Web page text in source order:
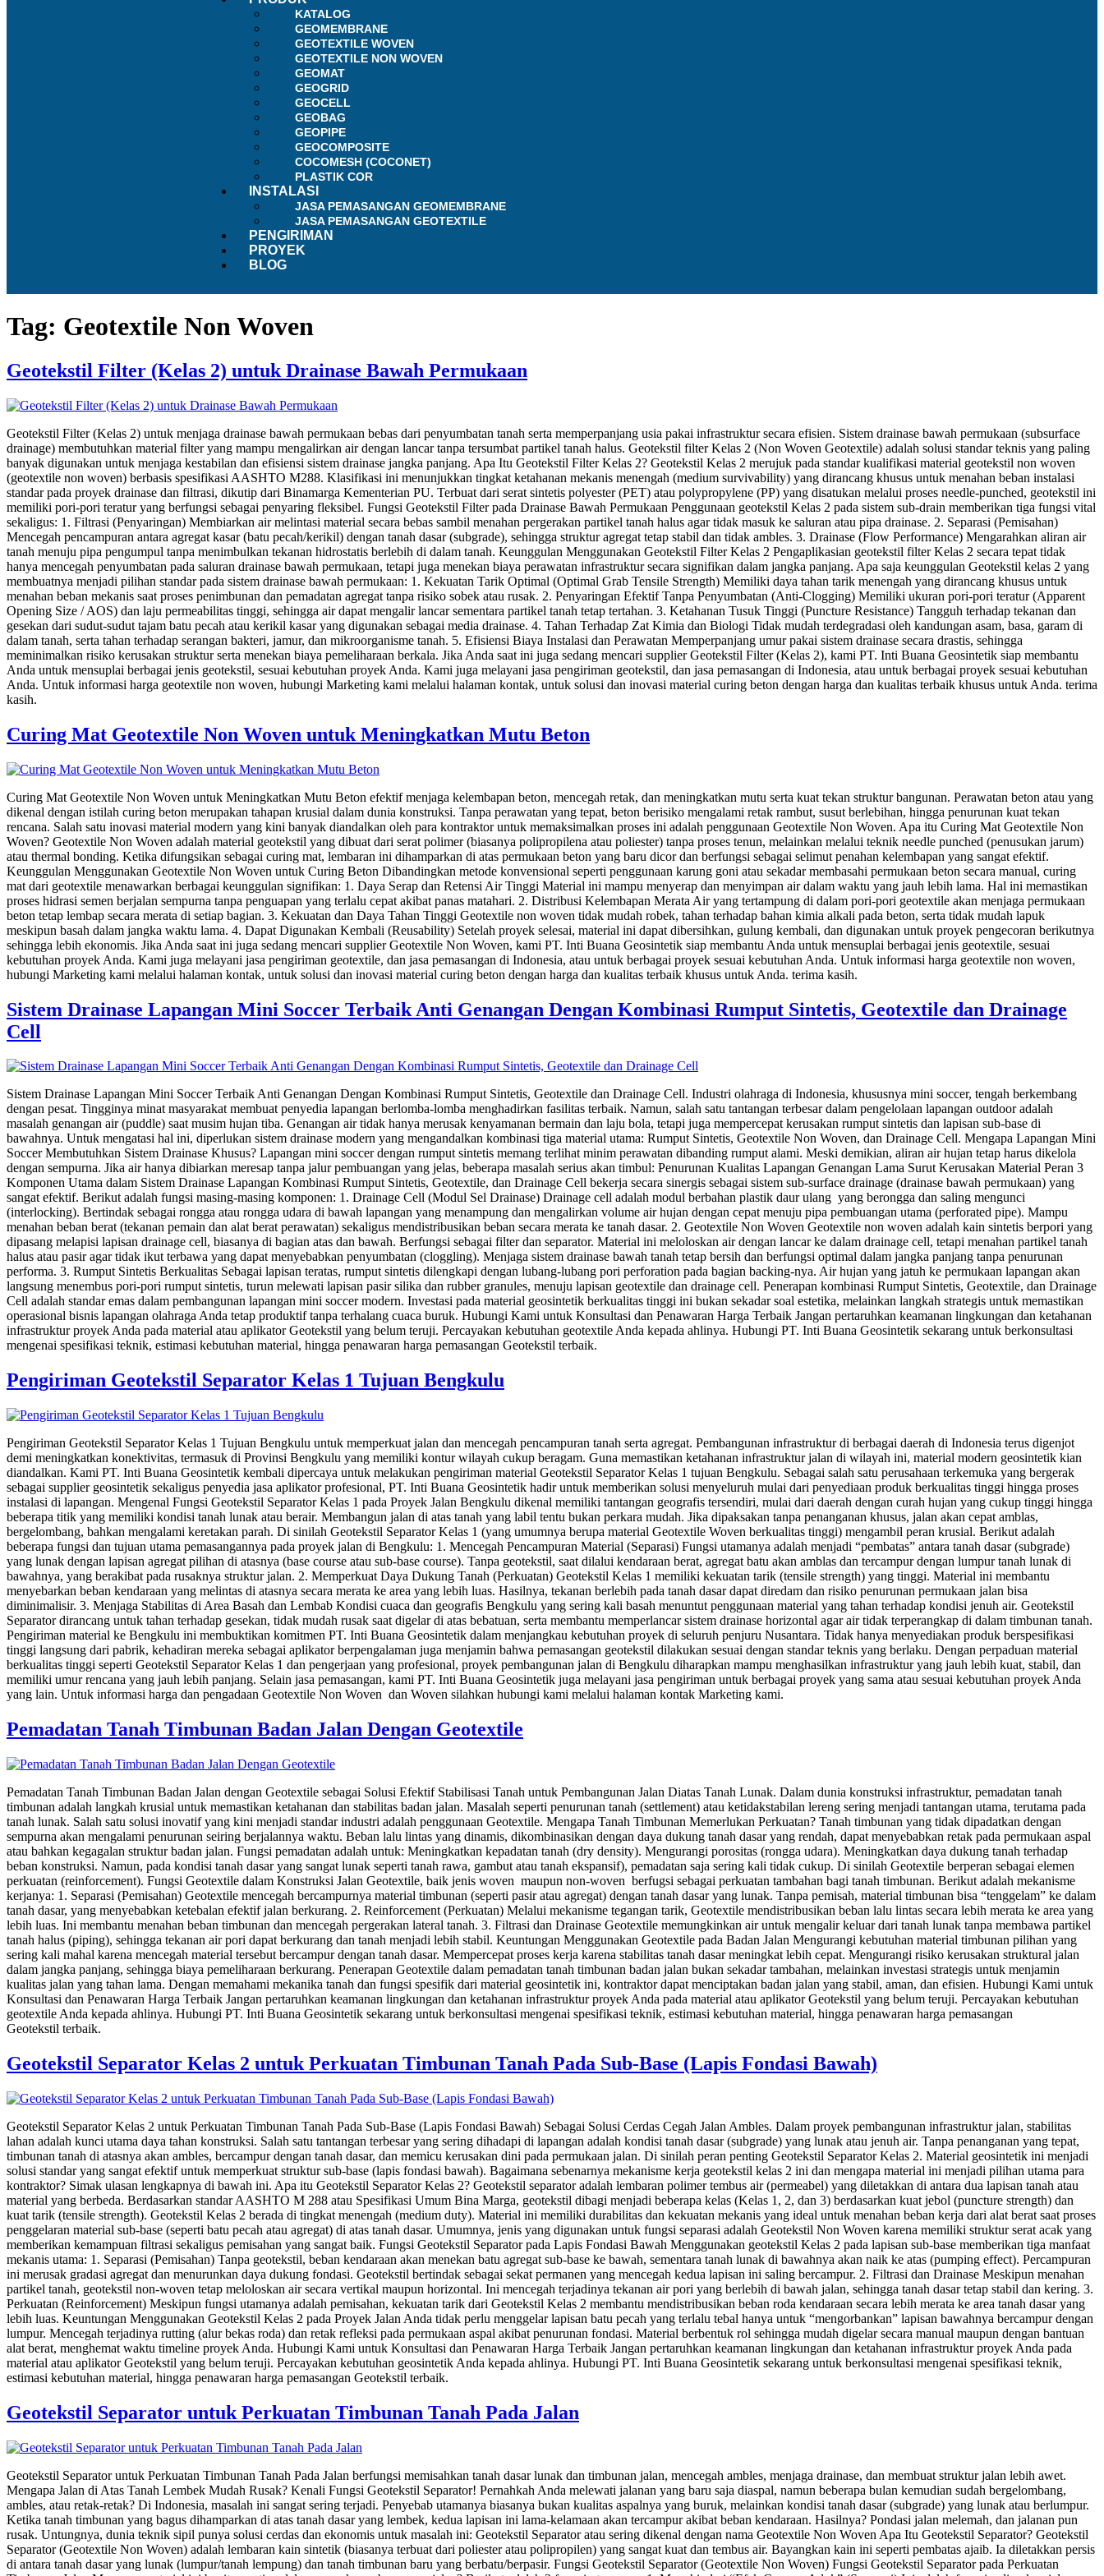
KATALOG
GEOMEMBRANE
GEOTEXTILE WOVEN
GEOTEXTILE NON WOVEN
GEOMAT
GEOGRID
GEOCELL
GEOBAG
GEOPIPE
GEOCOMPOSITE
COCOMESH (COCONET)
PLASTIK COR
INSTALASI
JASA PEMASANGAN GEOMEMBRANE
JASA PEMASANGAN GEOTEXTILE
PENGIRIMAN
PROYEK
BLOG
Tag: Geotextile Non Woven
Geotekstil Filter (Kelas 2) untuk Drainase Bawah Permukaan
Geotekstil Filter (Kelas 2) untuk menjaga drainase bawah permukaan bebas dari penyumbatan tanah serta memperpanjang usia pakai infrastruktur secara efisien. Sistem drainase bawah permukaan (subsurface
drainage) membutuhkan material filter yang mampu mengalirkan air dengan lancar tanpa tersumbat partikel tanah halus. Geotekstil filter Kelas 2 (Non Woven Geotextile) adalah solusi standar teknis yang paling
banyak digunakan untuk menjaga kestabilan dan efisiensi sistem drainase jangka panjang. Apa Itu Geotekstil Filter Kelas 2? Geotekstil Kelas 2 merujuk pada standar kualifikasi material geotekstil non woven
(geotextile non woven) berbasis spesifikasi AASHTO M288. Klasifikasi ini menunjukkan tingkat ketahanan mekanis menengah (medium survivability) yang dirancang khusus untuk menahan beban instalasi
standar pada proyek drainase dan filtrasi, dikutip dari Binamarga Kementerian PU. Terbuat dari serat sintetis polyester (PET) atau polypropylene (PP) yang disatukan melalui proses needle-punched, geotekstil ini
memiliki pori-pori teratur yang berfungsi sebagai penyaring fleksibel. Fungsi Geotekstil Filter pada Drainase Bawah Permukaan Penggunaan geotekstil Kelas 2 pada sistem sub-drain memberikan tiga fungsi vital
sekaligus: 1. Filtrasi (Penyaringan) Membiarkan air melintasi material secara bebas sambil menahan pergerakan partikel tanah halus agar tidak masuk ke saluran atau pipa drainase. 2. Separasi (Pemisahan)
Mencegah pencampuran antara agregat kasar (batu pecah/kerikil) dengan tanah dasar (subgrade), sehingga struktur agregat tetap stabil dan tidak ambles. 3. Drainase (Flow Performance) Mengarahkan aliran air
tanah menuju pipa pengumpul tanpa menimbulkan tekanan hidrostatis berlebih di dalam tanah. Keunggulan Menggunakan Geotekstil Filter Kelas 2 Pengaplikasian geotekstil filter Kelas 2 secara tepat tidak
hanya mencegah penyumbatan pada saluran drainase bawah permukaan, tetapi juga menekan biaya perawatan infrastruktur secara signifikan dalam jangka panjang. Apa saja keunggulan Geotekstil kelas 2 yang
membuatnya menjadi pilihan standar pada sistem drainase bawah permukaan: 1. Kekuatan Tarik Optimal (Optimal Grab Tensile Strength) Memiliki daya tahan tarik menengah yang dirancang khusus untuk
menahan beban mekanis saat proses penimbunan dan pemadatan agregat tanpa risiko sobek atau rusak. 2. Penyaringan Efektif Tanpa Penyumbatan (Anti-Clogging) Memiliki ukuran pori-pori teratur (Apparent
Opening Size / AOS) dan laju permeabilitas tinggi, sehingga air dapat mengalir lancar sementara partikel tanah tetap tertahan. 3. Ketahanan Tusuk Tinggi (Puncture Resistance) Tangguh terhadap tekanan dan
gesekan dari sudut-sudut tajam batu pecah atau kerikil kasar yang digunakan sebagai media drainase. 4. Tahan Terhadap Zat Kimia dan Biologi Tidak mudah terdegradasi oleh kandungan asam, basa, garam di
dalam tanah, serta tahan terhadap serangan bakteri, jamur, dan mikroorganisme tanah. 5. Efisiensi Biaya Instalasi dan Perawatan Memperpanjang umur pakai sistem drainase secara drastis, sehingga
meminimalkan risiko kerusakan struktur serta menekan biaya pemeliharaan berkala. Jika Anda saat ini juga sedang mencari supplier Geotekstil Filter (Kelas 2), kami PT. Inti Buana Geosintetik siap membantu
Anda untuk mensuplai berbagai jenis geotekstil, sesuai kebutuhan proyek Anda. Kami juga melayani jasa pengiriman geotekstil, dan jasa pemasangan di Indonesia, atau untuk berbagai proyek sesuai kebutuhan
Anda. Untuk informasi harga geotextile non woven, hubungi Marketing kami melalui halaman kontak, untuk solusi dan inovasi material curing beton dengan harga dan kualitas terbaik khusus untuk Anda. terima
kasih.
Curing Mat Geotextile Non Woven untuk Meningkatkan Mutu Beton
Curing Mat Geotextile Non Woven untuk Meningkatkan Mutu Beton efektif menjaga kelembapan beton, mencegah retak, dan meningkatkan mutu serta kuat tekan struktur bangunan. Perawatan beton atau yang
dikenal dengan istilah curing beton merupakan tahapan krusial dalam dunia konstruksi. Tanpa perawatan yang tepat, beton berisiko mengalami retak rambut, susut berlebihan, hingga penurunan kuat tekan
rencana. Salah satu inovasi material modern yang kini banyak diandalkan oleh para kontraktor untuk memaksimalkan proses ini adalah penggunaan Geotextile Non Woven. Apa itu Curing Mat Geotextile Non
Woven? Geotextile Non Woven adalah material geotekstil yang dibuat dari serat polimer (biasanya polipropilena atau poliester) tanpa proses tenun, melainkan melalui teknik needle punched (penusukan jarum)
atau thermal bonding. Ketika difungsikan sebagai curing mat, lembaran ini dihamparkan di atas permukaan beton yang baru dicor dan berfungsi sebagai selimut penahan kelembapan yang sangat efektif.
Keunggulan Menggunakan Geotextile Non Woven untuk Curing Beton Dibandingkan metode konvensional seperti penggunaan karung goni atau sekadar membasahi permukaan beton secara manual, curing
mat dari geotextile menawarkan berbagai keunggulan signifikan: 1. Daya Serap dan Retensi Air Tinggi Material ini mampu menyerap dan menyimpan air dalam waktu yang jauh lebih lama. Hal ini memastikan
proses hidrasi semen berjalan sempurna tanpa penguapan yang terlalu cepat akibat panas matahari. 2. Distribusi Kelembapan Merata Air yang tertampung di dalam pori-pori geotextile akan menjaga permukaan
beton tetap lembap secara merata di setiap bagian. 3. Kekuatan dan Daya Tahan Tinggi Geotextile non woven tidak mudah robek, tahan terhadap bahan kimia alkali pada beton, serta tidak mudah lapuk
meskipun basah dalam jangka waktu lama. 4. Dapat Digunakan Kembali (Reusability) Setelah proyek selesai, material ini dapat dibersihkan, gulung kembali, dan digunakan untuk proyek pengecoran berikutnya
sehingga lebih ekonomis. Jika Anda saat ini juga sedang mencari supplier Geotextile Non Woven, kami PT. Inti Buana Geosintetik siap membantu Anda untuk mensuplai berbagai jenis geotextile, sesuai
kebutuhan proyek Anda. Kami juga melayani jasa pengiriman geotextile, dan jasa pemasangan di Indonesia, atau untuk berbagai proyek sesuai kebutuhan Anda. Untuk informasi harga geotextile non woven,
hubungi Marketing kami melalui halaman kontak, untuk solusi dan inovasi material curing beton dengan harga dan kualitas terbaik khusus untuk Anda. terima kasih.
Sistem Drainase Lapangan Mini Soccer Terbaik Anti Genangan Dengan Kombinasi Rumput Sintetis, Geotextile dan Drainage
Cell
Sistem Drainase Lapangan Mini Soccer Terbaik Anti Genangan Dengan Kombinasi Rumput Sintetis, Geotextile dan Drainage Cell. Industri olahraga di Indonesia, khususnya mini soccer, tengah berkembang
dengan pesat. Tingginya minat masyarakat membuat penyedia lapangan berlomba-lomba menghadirkan fasilitas terbaik. Namun, salah satu tantangan terbesar dalam pengelolaan lapangan outdoor adalah
masalah genangan air (puddle) saat musim hujan tiba. Genangan air tidak hanya merusak kenyamanan bermain dan laju bola, tetapi juga mempercepat kerusakan rumput sintetis dan lapisan sub-base di
bawahnya. Untuk mengatasi hal ini, diperlukan sistem drainase modern yang mengandalkan kombinasi tiga material utama: Rumput Sintetis, Geotextile Non Woven, dan Drainage Cell. Mengapa Lapangan Mini
Soccer Membutuhkan Sistem Drainase Khusus? Lapangan mini soccer dengan rumput sintetis memang terlihat minim perawatan dibanding rumput alami. Meski demikian, aliran air hujan tetap harus dikelola
dengan sempurna. Jika air hanya dibiarkan meresap tanpa jalur pembuangan yang jelas, beberapa masalah serius akan timbul: Penurunan Kualitas Lapangan Genangan Lama Surut Kerusakan Material Peran 3
Komponen Utama dalam Sistem Drainase Lapangan Kombinasi Rumput Sintetis, Geotextile, dan Drainage Cell bekerja secara sinergis sebagai sistem sub-surface drainage (drainase bawah permukaan) yang
sangat efektif. Berikut adalah fungsi masing-masing komponen: 1. Drainage Cell (Modul Sel Drainase) Drainage cell adalah modul berbahan plastik daur ulang yang berongga dan saling mengunci
(interlocking). Bertindak sebagai rongga atau rongga udara di bawah lapangan yang menampung dan mengalirkan volume air hujan dengan cepat menuju pipa pembuangan utama (perforated pipe). Mampu
menahan beban berat (tekanan pemain dan alat berat perawatan) sekaligus mendistribusikan beban secara merata ke tanah dasar. 2. Geotextile Non Woven Geotextile non woven adalah kain sintetis berpori yang
dipasang melapisi lapisan drainage cell, biasanya di bagian atas dan bawah. Berfungsi sebagai filter dan separator. Material ini meloloskan air dengan lancar ke dalam drainage cell, tetapi menahan partikel tanah
halus atau pasir agar tidak ikut terbawa yang dapat menyebabkan penyumbatan (cloggling). Menjaga sistem drainase bawah tanah tetap bersih dan berfungsi optimal dalam jangka panjang tanpa penurunan
performa. 3. Rumput Sintetis Berkualitas Sebagai lapisan teratas, rumput sintetis dilengkapi dengan lubang-lubang pori perforation pada bagian backing-nya. Air hujan yang jatuh ke permukaan lapangan akan
langsung menembus pori-pori rumput sintetis, turun melewati lapisan pasir silika dan rubber granules, menuju lapisan geotextile dan drainage cell. Penerapan kombinasi Rumput Sintetis, Geotextile, dan Drainage
Cell adalah standar emas dalam pembangunan lapangan mini soccer modern. Investasi pada material geosintetik berkualitas tinggi ini bukan sekadar soal estetika, melainkan langkah strategis untuk memastikan
operasional bisnis lapangan olahraga Anda tetap produktif tanpa terhalang cuaca buruk. Hubungi Kami untuk Konsultasi dan Penawaran Harga Terbaik Jangan pertaruhkan keamanan lingkungan dan ketahanan
infrastruktur proyek Anda pada material atau aplikator Geotekstil yang belum teruji. Percayakan kebutuhan geotextile Anda kepada ahlinya. Hubungi PT. Inti Buana Geosintetik sekarang untuk berkonsultasi
mengenai spesifikasi teknik, estimasi kebutuhan material, hingga penawaran harga pemasangan Geotekstil terbaik.
Pengiriman Geotekstil Separator Kelas 1 Tujuan Bengkulu
Pengiriman Geotekstil Separator Kelas 1 Tujuan Bengkulu untuk memperkuat jalan dan mencegah pencampuran tanah serta agregat. Pembangunan infrastruktur di berbagai daerah di Indonesia terus digenjot
demi meningkatkan konektivitas, termasuk di Provinsi Bengkulu yang memiliki kontur wilayah cukup beragam. Guna memastikan ketahanan infrastruktur jalan di wilayah ini, material modern geosintetik kian
diandalkan. Kami PT. Inti Buana Geosintetik kembali dipercaya untuk melakukan pengiriman material Geotekstil Separator Kelas 1 tujuan Bengkulu. Sebagai salah satu perusahaan terkemuka yang bergerak
sebagai supplier geosintetik sekaligus penyedia jasa aplikator profesional, PT. Inti Buana Geosintetik hadir untuk memberikan solusi menyeluruh mulai dari penyediaan produk berkualitas tinggi hingga proses
instalasi di lapangan. Mengenal Fungsi Geotekstil Separator Kelas 1 pada Proyek Jalan Bengkulu dikenal memiliki tantangan geografis tersendiri, mulai dari daerah dengan curah hujan yang cukup tinggi hingga
beberapa titik yang memiliki kondisi tanah lunak atau berair. Membangun jalan di atas tanah yang labil tentu bukan perkara mudah. Jika dipaksakan tanpa penanganan khusus, jalan akan cepat amblas,
bergelombang, bahkan mengalami keretakan parah. Di sinilah Geotekstil Separator Kelas 1 (yang umumnya berupa material Geotextile Woven berkualitas tinggi) mengambil peran krusial. Berikut adalah
beberapa fungsi dan tujuan utama pemasangannya pada proyek jalan di Bengkulu: 1. Mencegah Pencampuran Material (Separasi) Fungsi utamanya adalah menjadi “pembatas” antara tanah dasar (subgrade)
yang lunak dengan lapisan agregat pilihan di atasnya (base course atau sub-base course). Tanpa geotekstil, saat dilalui kendaraan berat, agregat batu akan amblas dan tercampur dengan lumpur tanah lunak di
bawahnya, yang berakibat pada rusaknya struktur jalan. 2. Memperkuat Daya Dukung Tanah (Perkuatan) Geotekstil Kelas 1 memiliki kekuatan tarik (tensile strength) yang tinggi. Material ini membantu
menyebarkan beban kendaraan yang melintas di atasnya secara merata ke area yang lebih luas. Hasilnya, tekanan berlebih pada tanah dasar dapat diredam dan risiko penurunan permukaan jalan bisa
diminimalisir. 3. Menjaga Stabilitas di Area Basah dan Lembab Kondisi cuaca dan geografis Bengkulu yang sering kali basah menuntut penggunaan material yang tahan terhadap kondisi jenuh air. Geotekstil
Separator dirancang untuk tahan terhadap gesekan, tidak mudah rusak saat digelar di atas bebatuan, serta membantu memperlancar sistem drainase horizontal agar air tidak terperangkap di dalam timbunan tanah.
Pengiriman material ke Bengkulu ini membuktikan komitmen PT. Inti Buana Geosintetik dalam menjangkau kebutuhan proyek di seluruh penjuru Nusantara. Tidak hanya menyediakan produk berspesifikasi
tinggi langsung dari pabrik, kehadiran mereka sebagai aplikator berpengalaman juga menjamin bahwa pemasangan geotekstil dilakukan sesuai dengan standar teknis yang berlaku. Dengan perpaduan material
berkualitas tinggi seperti Geotekstil Separator Kelas 1 dan pengerjaan yang profesional, proyek pembangunan jalan di Bengkulu diharapkan mampu menghasilkan infrastruktur yang jauh lebih kuat, stabil, dan
memiliki umur rencana yang jauh lebih panjang. Selain jasa pemasangan, kami PT. Inti Buana Geosintetik juga melayani jasa pengiriman untuk berbagai proyek yang sama atau sesuai kebutuhan proyek Anda
yang lain. Untuk informasi harga dan pengadaan Geotextile Non Woven dan Woven silahkan hubungi kami melalui halaman kontak Marketing kami.
Pemadatan Tanah Timbunan Badan Jalan Dengan Geotextile
Pemadatan Tanah Timbunan Badan Jalan dengan Geotextile sebagai Solusi Efektif Stabilisasi Tanah untuk Pembangunan Jalan Diatas Tanah Lunak. Dalam dunia konstruksi infrastruktur, pemadatan tanah
timbunan adalah langkah krusial untuk memastikan ketahanan dan stabilitas badan jalan. Masalah seperti penurunan tanah (settlement) atau ketidakstabilan lereng sering menjadi tantangan utama, terutama pada
tanah lunak. Salah satu solusi inovatif yang kini menjadi standar industri adalah penggunaan Geotextile. Mengapa Tanah Timbunan Memerlukan Perkuatan? Tanah timbunan yang tidak dipadatkan dengan
sempurna akan mengalami penurunan seiring berjalannya waktu. Beban lalu lintas yang dinamis, dikombinasikan dengan daya dukung tanah dasar yang rendah, dapat menyebabkan retak pada permukaan aspal
atau bahkan kegagalan struktur badan jalan. Fungsi pemadatan adalah untuk: Meningkatkan kepadatan tanah (dry density). Mengurangi porositas (rongga udara). Meningkatkan daya dukung tanah terhadap
beban konstruksi. Namun, pada kondisi tanah dasar yang sangat lunak seperti tanah rawa, gambut atau tanah ekspansif), pemadatan saja sering kali tidak cukup. Di sinilah Geotextile berperan sebagai elemen
perkuatan (reinforcement). Fungsi Geotextile dalam Konstruksi Jalan Geotextile, baik jenis woven maupun non-woven berfugsi sebagai perkuatan tambahan bagi tanah timbunan. Berikut adalah mekanisme
kerjanya: 1. Separasi (Pemisahan) Geotextile mencegah bercampurnya material timbunan (seperti pasir atau agregat) dengan tanah dasar yang lunak. Tanpa pemisah, material timbunan bisa “tenggelam” ke dalam
tanah dasar, yang menyebabkan ketebalan efektif jalan berkurang. 2. Reinforcement (Perkuatan) Melalui mekanisme tegangan tarik, Geotextile mendistribusikan beban lalu lintas secara lebih merata ke area yang
lebih luas. Ini membantu menahan beban timbunan dan mencegah pergerakan lateral tanah. 3. Filtrasi dan Drainase Geotextile memungkinkan air untuk mengalir keluar dari tanah lunak tanpa membawa partikel
tanah halus (piping), sehingga tekanan air pori dapat berkurang dan tanah menjadi lebih stabil. Keuntungan Menggunakan Geotextile pada Badan Jalan Mengurangi kebutuhan material timbunan pilihan yang
sering kali mahal karena mencegah material tersebut bercampur dengan tanah dasar. Mempercepat proses kerja karena stabilitas tanah dasar meningkat lebih cepat. Mengurangi risiko kerusakan struktural jalan
dalam jangka panjang, sehingga biaya pemeliharaan berkurang. Penerapan Geotextile dalam pemadatan tanah timbunan badan jalan bukan sekadar tambahan, melainkan investasi strategis untuk menjamin
kualitas jalan yang tahan lama. Dengan memahami mekanika tanah dan fungsi spesifik dari material geosintetik ini, kontraktor dapat menciptakan badan jalan yang stabil, aman, dan efisien. Hubungi Kami untuk
Konsultasi dan Penawaran Harga Terbaik Jangan pertaruhkan keamanan lingkungan dan ketahanan infrastruktur proyek Anda pada material atau aplikator Geotekstil yang belum teruji. Percayakan kebutuhan
geotextile Anda kepada ahlinya. Hubungi PT. Inti Buana Geosintetik sekarang untuk berkonsultasi mengenai spesifikasi teknik, estimasi kebutuhan material, hingga penawaran harga pemasangan
Geotekstil terbaik.
Geotekstil Separator Kelas 2 untuk Perkuatan Timbunan Tanah Pada Sub-Base (Lapis Fondasi Bawah)
Geotekstil Separator Kelas 2 untuk Perkuatan Timbunan Tanah Pada Sub-Base (Lapis Fondasi Bawah) Sebagai Solusi Cerdas Cegah Jalan Ambles. Dalam proyek pembangunan infrastruktur jalan, stabilitas
lahan adalah kunci utama daya tahan konstruksi. Salah satu tantangan terbesar yang sering dihadapi di lapangan adalah kondisi tanah dasar (subgrade) yang lunak atau jenuh air. Tanpa penanganan yang tepat,
timbunan tanah di atasnya akan ambles, bercampur dengan tanah dasar, dan memicu kerusakan dini pada permukaan jalan. Di sinilah peran penting Geotekstil Separator Kelas 2. Material geosintetik ini menjadi
solusi standar yang sangat efektif untuk memperkuat struktur sub-base (lapis fondasi bawah). Bagaimana sebenarnya mekanisme kerja geotekstil kelas 2 ini dan mengapa material ini menjadi pilihan utama para
kontraktor? Simak ulasan lengkapnya di bawah ini. Apa itu Geotekstil Separator Kelas 2? Geotekstil separator adalah lembaran polimer tembus air (permeabel) yang diletakkan di antara dua lapisan tanah atau
material yang berbeda. Berdasarkan standar AASHTO M 288 atau Spesifikasi Umum Bina Marga, geotekstil dibagi menjadi beberapa kelas (Kelas 1, 2, dan 3) berdasarkan kuat jebol (puncture strength) dan
kuat tarik (tensile strength). Geotekstil Kelas 2 berada di tingkat menengah (medium duty). Material ini memiliki durabilitas dan kekuatan mekanis yang ideal untuk menahan beban kerja dari alat berat saat proses
penggelaran material sub-base (seperti batu pecah atau agregat) di atas tanah dasar. Umumnya, jenis yang digunakan untuk fungsi separasi adalah Geotekstil Non Woven karena memiliki struktur serat acak yang
memberikan kemampuan filtrasi sekaligus pemisahan yang sangat baik. Fungsi Geotekstil Separator pada Lapis Fondasi Bawah Menggunakan geotekstil Kelas 2 pada lapisan sub-base memberikan tiga manfaat
mekanis utama: 1. Separasi (Pemisahan) Tanpa geotekstil, beban kendaraan akan menekan batu agregat sub-base ke bawah, sementara tanah lunak di bawahnya akan naik ke atas (pumping effect). Percampuran
ini merusak gradasi agregat dan menurunkan daya dukung fondasi. Geotekstil bertindak sebagai sekat permanen yang mencegah kedua lapisan ini saling bercampur. 2. Filtrasi dan Drainase Meskipun menahan
partikel tanah, geotekstil non-woven tetap meloloskan air secara vertikal maupun horizontal. Ini mencegah terjadinya tekanan air pori yang berlebih di bawah jalan, sehingga tanah dasar tetap stabil dan kering. 3.
Perkuatan (Reinforcement) Meskipun fungsi utamanya adalah pemisahan, kekuatan tarik dari Geotekstil Kelas 2 membantu mendistribusikan beban roda kendaraan secara lebih merata ke area tanah dasar yang
lebih luas. Keuntungan Menggunakan Geotekstil Kelas 2 pada Proyek Jalan Anda tidak perlu menggelar lapisan batu pecah yang terlalu tebal hanya untuk “mengorbankan” lapisan bawahnya bercampur dengan
lumpur. Mencegah terjadinya rutting (alur bekas roda) dan retak refleksi pada permukaan aspal akibat penurunan fondasi. Material berbentuk rol sehingga mudah digelar secara manual maupun dengan bantuan
alat berat, menghemat waktu timeline proyek Anda. Hubungi Kami untuk Konsultasi dan Penawaran Harga Terbaik Jangan pertaruhkan keamanan lingkungan dan ketahanan infrastruktur proyek Anda pada
material atau aplikator Geotekstil yang belum teruji. Percayakan kebutuhan geosintetik Anda kepada ahlinya. Hubungi PT. Inti Buana Geosintetik sekarang untuk berkonsultasi mengenai spesifikasi teknik,
estimasi kebutuhan material, hingga penawaran harga pemasangan Geotekstil terbaik.
Geotekstil Separator untuk Perkuatan Timbunan Tanah Pada Jalan
Geotekstil Separator untuk Perkuatan Timbunan Tanah Pada Jalan berfungsi memisahkan tanah dasar lunak dan timbunan jalan, mencegah ambles, menjaga drainase, dan membuat struktur jalan lebih awet.
Mengapa Jalan di Atas Tanah Lembek Mudah Rusak? Kenali Fungsi Geotekstil Separator! Pernahkah Anda melewati jalanan yang baru saja diaspal, namun beberapa bulan kemudian sudah bergelombang,
ambles, atau retak-retak? Di Indonesia, masalah ini sangat sering terjadi. Penyebab utamanya biasanya bukan kualitas aspalnya yang buruk, melainkan kondisi tanah dasar (subgrade) yang lunak atau berlumpur.
Ketika tanah timbunan yang bagus dihamparkan di atas tanah dasar yang lembek, kedua lapisan ini lama-kelamaan akan tercampur akibat beban kendaraan. Hasilnya? Pondasi jalan melemah, dan jalanan pun
rusak. Untungnya, dunia teknik sipil punya solusi cerdas dan ekonomis untuk masalah ini: Geotekstil Separator atau sering dikenal dengan nama Geotextile Non Woven Apa Itu Geotekstil Separator? Geotekstil
Separator (Geotextile Non Woven) adalah lembaran kain sintetik (biasanya terbuat dari poliester atau polipropilen) yang sangat kuat dan tembus air. Bayangkan kain ini seperti pembatas ajaib. Ia diletakkan persis
di antara tanah dasar yang lunak (lumpur/tanah lempung) dan tanah timbunan baru yang berbatu/berpasir. Fungsi Geotekstil Separator (Geotextile Non Woven) Fungsi Geotekstil Separator pada Perkuatan